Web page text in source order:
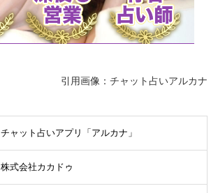
引用画像：チャット占いアルカナ
チャット占いアプリ「アルカナ」
株式会社カカドゥ